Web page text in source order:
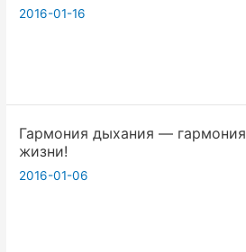
2016-01-16
Гармония дыхания — гармония
жизни!
2016-01-06